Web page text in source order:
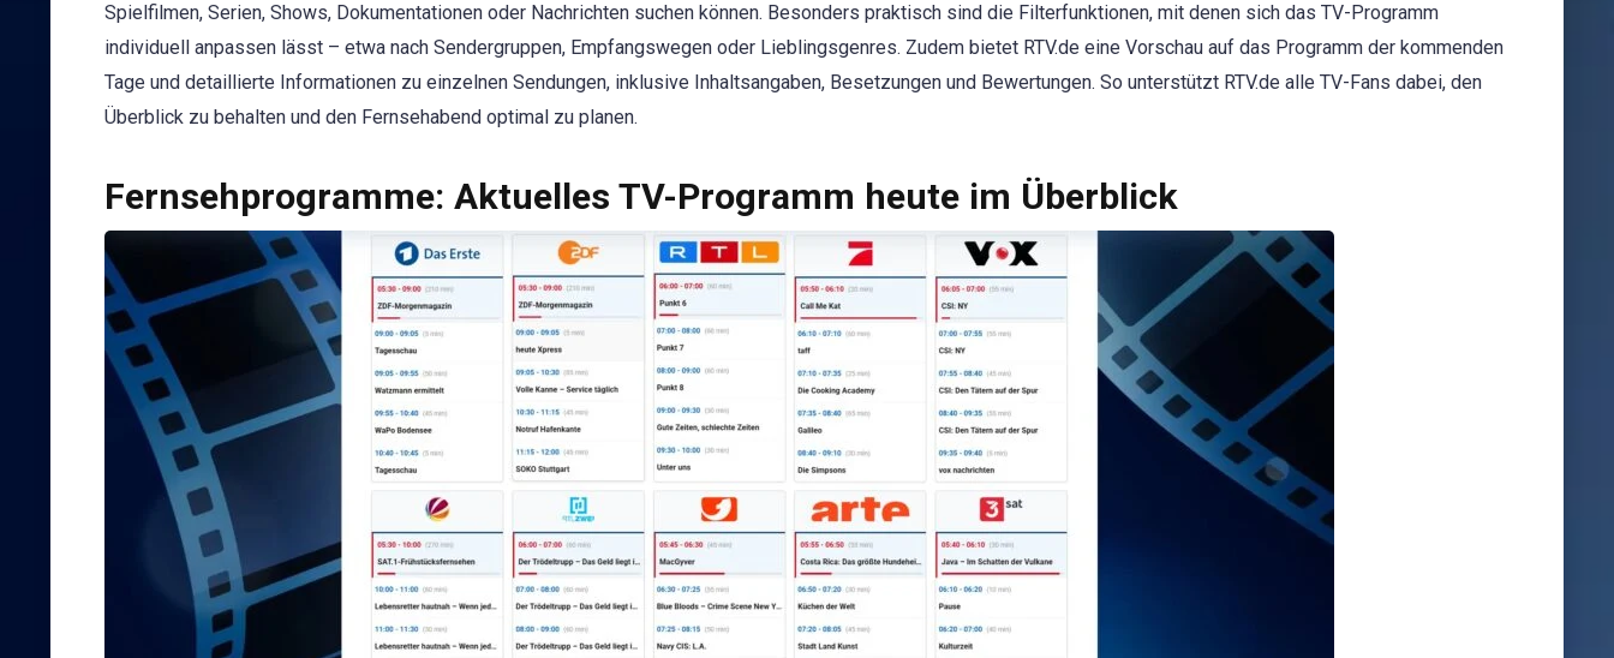
Spielfilmen, Serien, Shows, Dokumentationen oder Nachrichten suchen können. Besonders praktisch sind die Filterfunktionen, mit denen sich das TV-Programm
individuell anpassen lässt – etwa nach Sendergruppen, Empfangswegen oder Lieblingsgenres. Zudem bietet RTV.de eine Vorschau auf das Programm der kommenden
Tage und detaillierte Informationen zu einzelnen Sendungen, inklusive Inhaltsangaben, Besetzungen und Bewertungen. So unterstützt RTV.de alle TV-Fans dabei, den
Überblick zu behalten und den Fernsehabend optimal zu planen.
Fernsehprogramme: Aktuelles TV-Programm heute im Überblick